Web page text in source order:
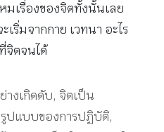
มเรื่องของจิตทั้งนั้นเลย
ริ่มจากกาย เวทนา อะไร
จิตจนได้
างเกิดดับ, จิตเป็น
รูปแบบของการปฏิบัติ,